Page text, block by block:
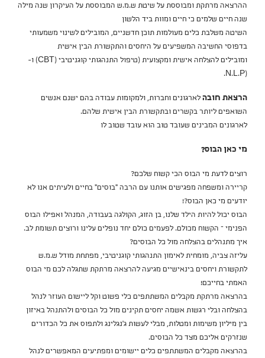
ההרצאה מרתקת ומבוססת על שיטת ש.מ.ש המבוססת על העיקרון שנה מילה
שנה חיים שלמים כי חיים ומוות ביד הלשון
השיטה משלבת כלים מעולמות תוכן חדשניים, המובילים לשינוי משמעותי
בדפוסי החשיבה המשפיעים על היחסים והתקשורת הבין אישית
ומובילים להצלחה אישית ומקצועית (טיפול התנהגותי קוגניטיבי (CBT) ו-
(N.L.P.
הרצאת חובהלארגונים וחברות, ולמקומות עבודה בהם ישנם אנשים
השואפים ליותר בקשרים ובתקשורת הבין אישית שלהם.
לארגונים המבינים שעובד טוב הוא עובד שטוב לו
מי כאן הבוס?
רוצים לדעת מי הבוס הכי קשוח שלכם?
קריירה ומשפחה מפגישים אותנו עם הרבה "בוסים" בחיים ולעיתים אנו לא
יודעים מי כאן הבוס?!
הבוס יכול להיות הילד שלנו, בן הזוג, הקולגה בעבודה, המנהל ואפילו הבוס
הפנימי – הקשוח מכולם. לפעמים כולם יחד נופלים עלינו ורוצים תשומת לב.
איך מתנהלים בהצלחה מול כל הבוסים?
עליזה צביה, מומחית לאימון התנהגותי קוגניטיבי, מפתחת מודל ש.מ.ש
לתקשורת ויחסים בינאישיים מגיעה להרצאה מרתקת שתגלה לכם מי הבוס
האמתי בחייכם!
בהרצאה מרתקת מקבלים המשתתפים כלי פשוט וקל ליישום העוזר לנהל
בהצלחה ובלי רגשות אשמה יחסים תקינים מול כל הבוסים ולהתנהל באיזון
בין מיליון משימות ומטלות, מבלי לעשות ג'נגלינג ולתפוס את כל הכדורים
שנזרקים אליכם מצד כל הבוסים.
בהרצאה מקבלים המשתתפים כלים יישומים ומפתיעים המאפשרים לנהל